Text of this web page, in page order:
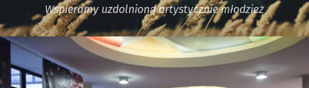
Wspieramy uzdolnioną artystycznie młodzież